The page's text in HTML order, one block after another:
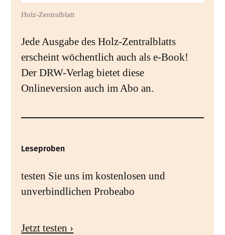
Holz-Zentralblatt
Jede Ausgabe des Holz-Zentralblatts
erscheint wöchentlich auch als e-Book!
Der DRW-Verlag bietet diese
Onlineversion auch im Abo an.
Leseproben
testen Sie uns im kostenlosen und
unverbindlichen Probeabo
Jetzt testen ›